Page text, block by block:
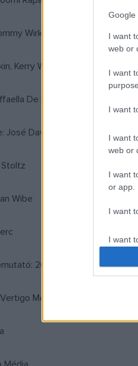
Google
I want
web or
I want
I want
I want
web or
I want
or app.
I want
I want
Wirkola
Kerry Williamson
De Laurentiis, Fabrice
José David Montero
Wibe
2017. november 23.
Média